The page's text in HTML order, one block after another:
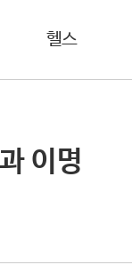
헬스
이명